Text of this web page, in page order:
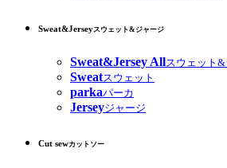
Sweat&Jerseyスウェット&ジャージ
Sweat&Jersey Allスウェット
Sweatスウェット
parkaパーカ
Jerseyジャージ
Cut sewカットソー